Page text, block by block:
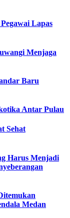
Lapas
Menjaga
Baru
Antar Pulau
Sehat
Harus Menjadi
Medan